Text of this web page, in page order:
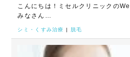
こんにちは！ミセルクリニックの
みなさん…
シミ・くすみ治療 脱毛